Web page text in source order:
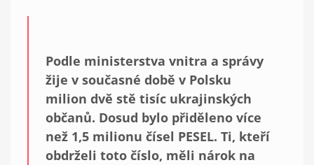
Podle ministerstva vnitra a správy
žije v současné době v Polsku
milion dvě stě tisíc ukrajinských
občanů. Dosud bylo přiděleno více
než 1,5 milionu čísel PESEL. Ti, kteří
obdrželi toto číslo, měli nárok na